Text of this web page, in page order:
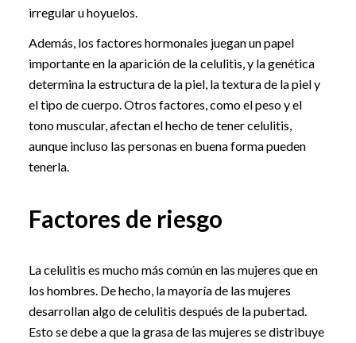
irregular u hoyuelos.
Además, los factores hormonales juegan un papel
importante en la aparición de la celulitis, y la genética
determina la estructura de la piel, la textura de la piel y
el tipo de cuerpo. Otros factores, como el peso y el
tono muscular, afectan el hecho de tener celulitis,
aunque incluso las personas en buena forma pueden
tenerla.
Factores de riesgo
La celulitis es mucho más común en las mujeres que en
los hombres. De hecho, la mayoría de las mujeres
desarrollan algo de celulitis después de la pubertad.
Esto se debe a que la grasa de las mujeres se distribuye